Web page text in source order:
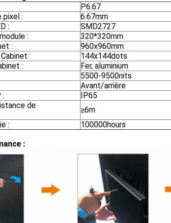
P6.67
pixel :
6.67mm
:
SMD2727
:
320*320mm
:
960x960mm
:
144x144dots
:
Fer, aluminium
5500-9500nits
Avant/arrière
:
IP65
de
≥6m
:
100000hours
: